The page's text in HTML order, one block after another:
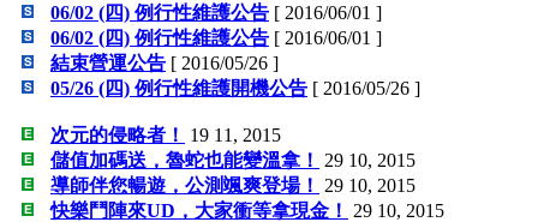
06/02 (四) 例行性維護公告 [ 2016/06/01 ]
06/02 (四) 例行性維護公告 [ 2016/06/01 ]
結束營運公告 [ 2016/05/26 ]
05/26 (四) 例行性維護開機公告 [ 2016/05/26 ]
次元的侵略者！
19 11, 2015
儲值加碼送，魯蛇也能變溫拿！
29 10, 2015
導師伴您暢遊，公測颯爽登場！
29 10, 2015
快樂鬥陣來UD，大家衝等拿現金！
29 10, 2015